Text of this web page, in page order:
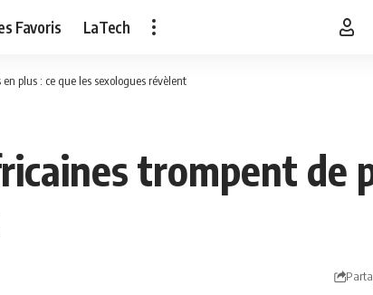
Favoris LaTech
plus : ce que les sexologues révèlent
trompent de